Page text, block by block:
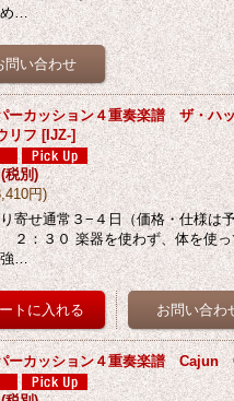
め…
ーカッション４重奏楽譜 ザ・
リフ [IJZ-]
(税別)
円)
寄せ通常３−４日（価格・仕様
２：３０ 楽器を使わず、体を使
強…
ーカッション４重奏楽譜